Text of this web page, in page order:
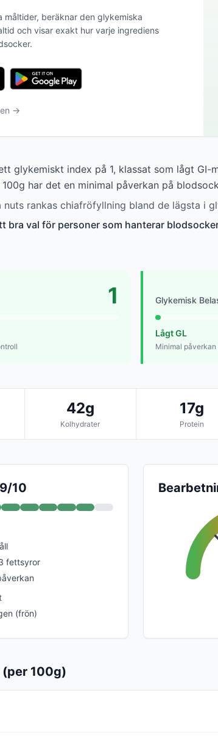
måltider, beräknar den glykemiska
och visar exakt hur varje ingrediens
→
glykemiskt index på 1, klassat som lågt GI-
har det en minimal påverkan på
rankas chiafröfyllning bland de lägsta i
bra val för personer som hanterar
1 Glykemisk
Lågt GL
Minimal
42g
Kolhydrater
17g
Protein
10
fettsyror
(frön)
100g)